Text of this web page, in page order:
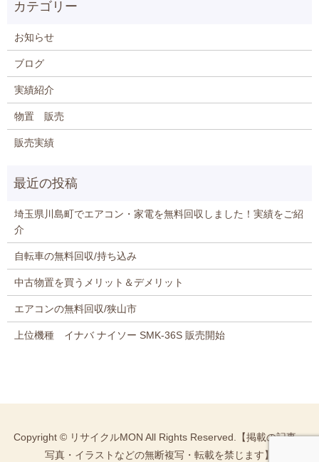
お知らせ
ブログ
実績紹介
物置 販売
販売実績
埼玉県川島町でエアコン・家電を無料回収しました！実績をご紹
介
自転車の無料回収/持ち込み
中古物置を買うメリット＆デメリット
エアコンの無料回収/狭山市
上位機種 イナバ ナイソー SMK-36S 販売開始
Copyright © リサイクルMON All Rights Reserved.【掲載の記事・
写真・イラストなどの無断複写・転載を禁じます】